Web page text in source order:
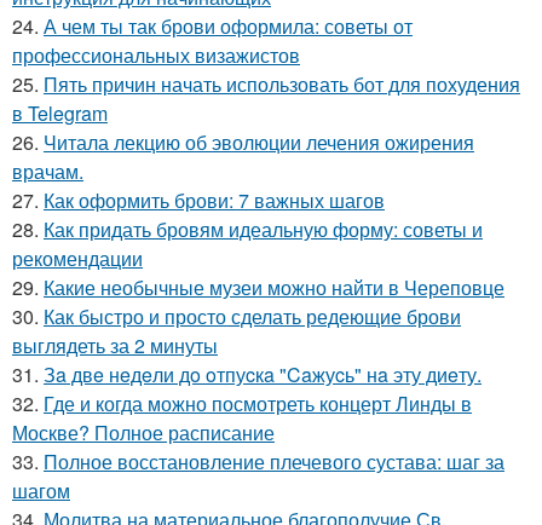
24. А чем ты так брови оформила: советы от
профессиональных визажистов
25. Пять причин начать использовать бот для похудения
в Telegram
26. Читала лекцию об эволюции лечения ожирения
врачам.
27. Как оформить брови: 7 важных шагов
28. Как придать бровям идеальную форму: советы и
рекомендации
29. Какие необычные музеи можно найти в Череповце
30. Как быстро и просто сделать редеющие брови
выглядеть за 2 минуты
31. Зa двe нeдeли дo oтпуcкa "Caжуcь" нa эту диeту.
32. Где и когда можно посмотреть концерт Линды в
Москве? Полное расписание
33. Полное восстановление плечевого сустава: шаг за
шагом